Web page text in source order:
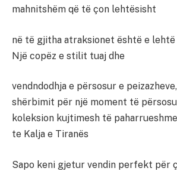
mahnitshëm që të çon lehtësisht
në të gjitha atraksionet është e lehtë
Një copëz e stilit tuaj dhe
vendndodhja e përsosur e
shërbimit për një moment të
koleksion kujtimesh të
te Kalja e Tiranës
Sapo keni gjetur vendin perfekt për